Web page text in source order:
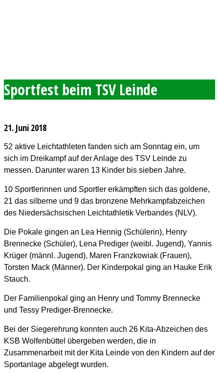
Sportfest beim TSV Leinde
21. Juni 2018
52 aktive Leichtathleten fanden sich am Sonntag ein, um
sich im Dreikampf auf der Anlage des TSV Leinde zu
messen. Darunter waren 13 Kinder bis sieben Jahre.
10 Sportlerinnen und Sportler erkämpften sich das goldene,
21 das silberne und 9 das bronzene Mehrkampfabzeichen
des Niedersächsischen Leichtathletik Verbandes (NLV).
Die Pokale gingen an Lea Hennig (Schülerin), Henry
Brennecke (Schüler), Lena Prediger (weibl. Jugend), Yannis
Krüger (männl. Jugend), Maren Franzkowiak (Frauen),
Torsten Mack (Männer). Der Kinderpokal ging an Hauke Erik
Stauch.
Der Familienpokal ging an Henry und Tommy Brennecke
und Tessy Prediger-Brennecke.
Bei der Siegerehrung konnten auch 26 Kita-Abzeichen des
KSB Wolfenbüttel übergeben werden, die in
Zusammenarbeit mit der Kita Leinde von den Kindern auf der
Sportanlage abgelegt wurden.